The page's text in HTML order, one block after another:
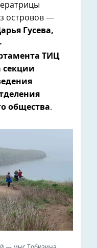
островов —
Гусева,
ТИЦ
секции
общества.